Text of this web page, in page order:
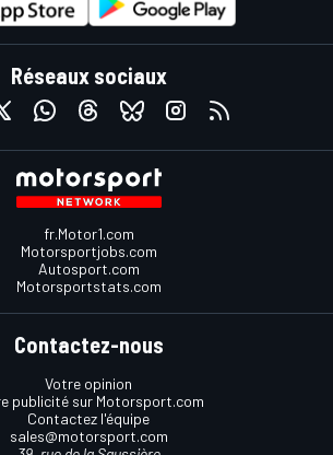
Réseaux sociaux
fr.Motor1.com
Motorsportjobs.com
Autosport.com
Motorsportstats.com
Contactez-nous
Votre opinion
publicité sur Motorsport.com
Contactez l'équipe
sales@motorsport.com